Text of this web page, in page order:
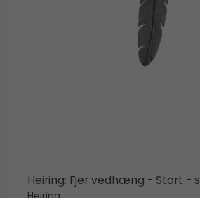
Heiring: Fjer vedhæng - Stort -